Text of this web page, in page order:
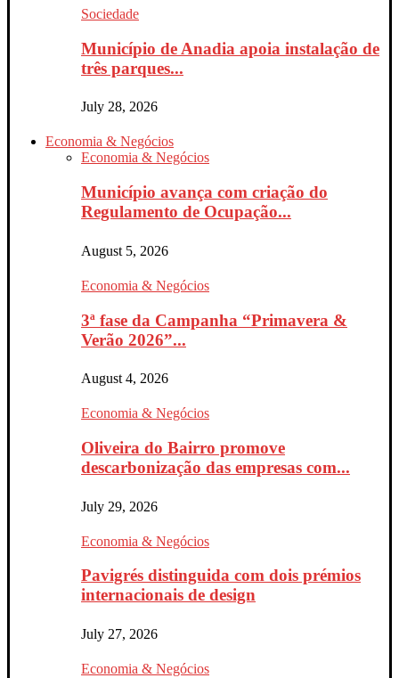
Sociedade
Município de Anadia apoia instalação de
três parques...
July 28, 2026
Economia & Negócios
Economia & Negócios
Município avança com criação do
Regulamento de Ocupação...
August 5, 2026
Economia & Negócios
3ª fase da Campanha “Primavera &
Verão 2026”...
August 4, 2026
Economia & Negócios
Oliveira do Bairro promove
descarbonização das empresas com...
July 29, 2026
Economia & Negócios
Pavigrés distinguida com dois prémios
internacionais de design
July 27, 2026
Economia & Negócios